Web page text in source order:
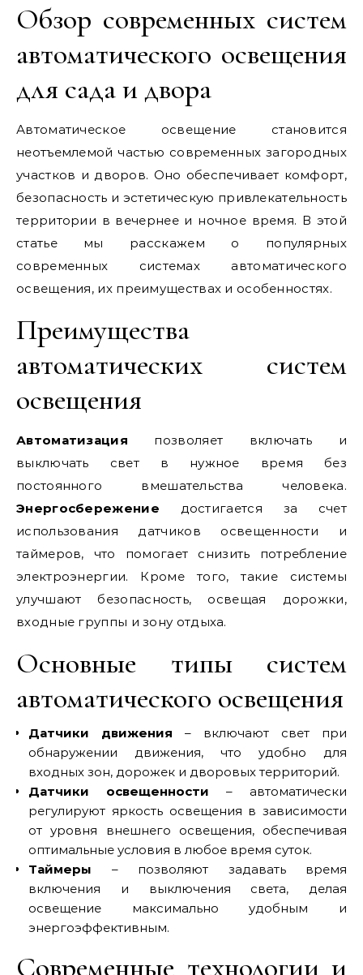
Обзор современных систем
автоматического освещения
для сада и двора
Автоматическое освещение становится
неотъемлемой частью современных загородных
участков и дворов. Оно обеспечивает комфорт,
безопасность и эстетическую привлекательность
территории в вечернее и ночное время. В этой
статье мы расскажем о популярных
современных системах автоматического
освещения, их преимуществах и особенностях.
Преимущества
автоматических систем
освещения
Автоматизация позволяет включать и
выключать свет в нужное время без
постоянного вмешательства человека.
Энергосбережение достигается за счет
использования датчиков освещенности и
таймеров, что помогает снизить потребление
электроэнергии. Кроме того, такие системы
улучшают безопасность, освещая дорожки,
входные группы и зону отдыха.
Основные типы систем
автоматического освещения
Датчики движения – включают свет при
обнаружении движения, что удобно для
входных зон, дорожек и дворовых территорий.
Датчики освещенности – автоматически
регулируют яркость освещения в зависимости
от уровня внешнего освещения, обеспечивая
оптимальные условия в любое время суток.
Таймеры – позволяют задавать время
включения и выключения света, делая
освещение максимально удобным и
энергоэффективным.
Современные технологии и